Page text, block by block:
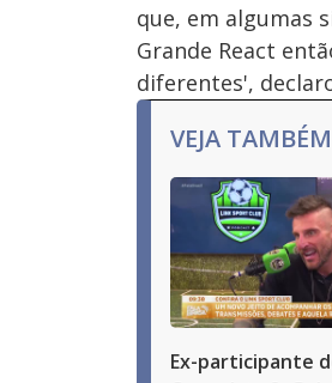
que, em algumas
Grande React
diferentes',
VEJA TAMBÉM
Ex-participante